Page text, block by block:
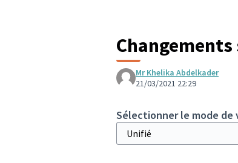
Mr Khelika Abdelkader
21/03/2021 22:29
Sélectionner le mode de